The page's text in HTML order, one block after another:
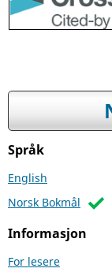
Språk
English
Norsk Bokmål
Informasjon
For lesere